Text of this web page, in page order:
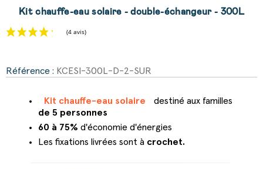
Kit chauffe-eau solaire - double-échangeur - 300L
Référence : KCESI-300L-D-2-SUR
Kit chauffe-eau solaire
destiné aux familles
de 5 personnes
60 à 75% d'économie d'énergies
Les fixations livrées sont à crochet.